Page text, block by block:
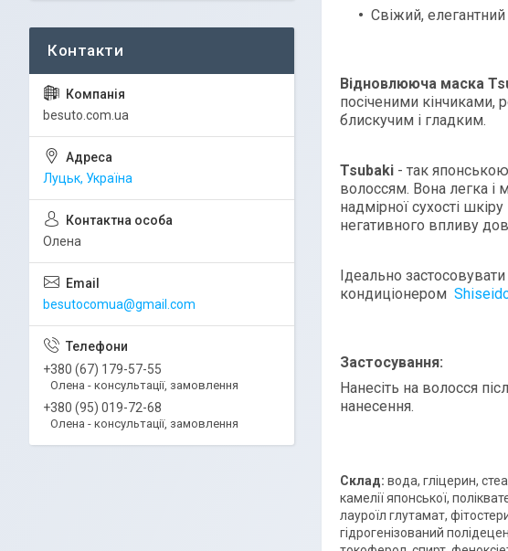
Свіжий,
Відновлююча маска
посіченими кінчиками,
блискучим і гладким.
Tsubaki - так
волоссям. Вона легка і
надмірної сухості
негативного впливу
Ідеально
кондиціонером
Застосування:
Нанесіть на волосся
нанесення.
Склад: вода, гліцерин,
камелії японської,
лауроїл глутамат,
гідрогенізований
besuto.com.ua
Луцьк, Україна
Олена
besutocomua@gmail.com
+380 (67) 179-57-55
Олена - консультації, замовлення
+380 (95) 019-72-68
Олена - консультації, замовлення